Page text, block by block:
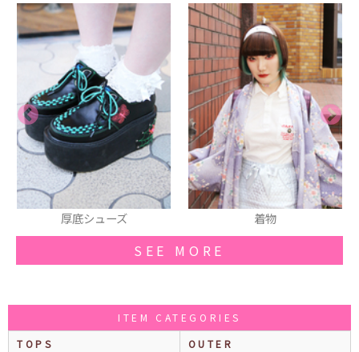
着物 ヘアバンド
SEE MORE
ITEM CATEGORIES
TOPS
OUTER